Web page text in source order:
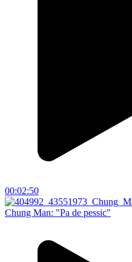
00:02:50
Chung Man: "Pa de pessic"